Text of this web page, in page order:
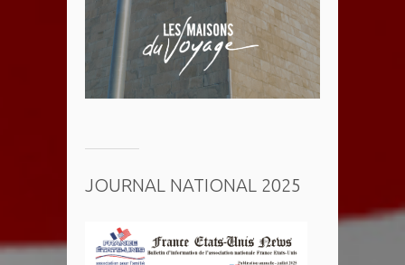
JOURNAL NATIONAL 2025